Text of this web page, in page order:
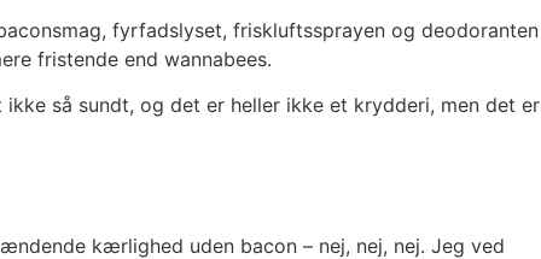
fyrfadslyset, friskluftssprayen og deodoranten
fristende end wannabees.
så sundt, og det er heller ikke et krydderi, men det er
kærlighed uden bacon – nej, nej, nej. Jeg ved